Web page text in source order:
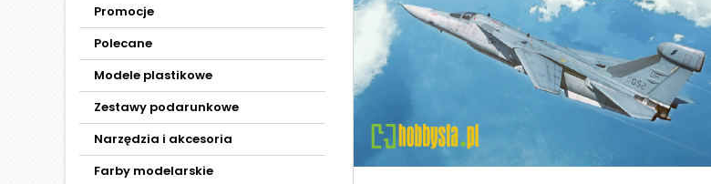
Promocje
Polecane
Modele plastikowe
Zestawy podarunkowe
Narzędzia i akcesoria
Farby modelarskie